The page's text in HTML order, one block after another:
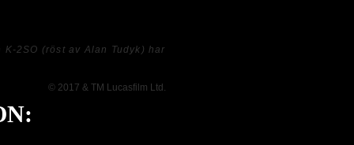
2SO (röst av Alan Tudyk) har
© 2017 & TM Lucasfilm Ltd.